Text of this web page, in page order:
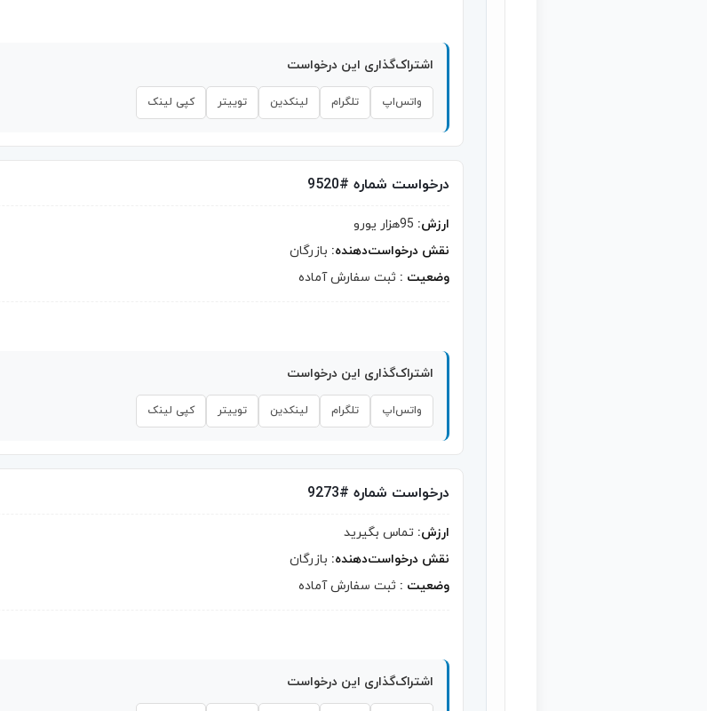
اشتراک‌گذاری این درخواست
واتس‌اپ تلگرام لینکدین توییتر کپی لینک
درخواست شماره #9520
ارزش:
نقش درخواست‌دهنده: بازرگان
وضعیت : ثبت سفارش آماده
اشتراک‌گذاری این درخواست
واتس‌اپ تلگرام لینکدین توییتر کپی لینک
درخواست شماره #9273
ارزش: تماس بگیرید
نقش درخواست‌دهنده: بازرگان
وضعیت : ثبت سفارش آماده
اشتراک‌گذاری این درخواست